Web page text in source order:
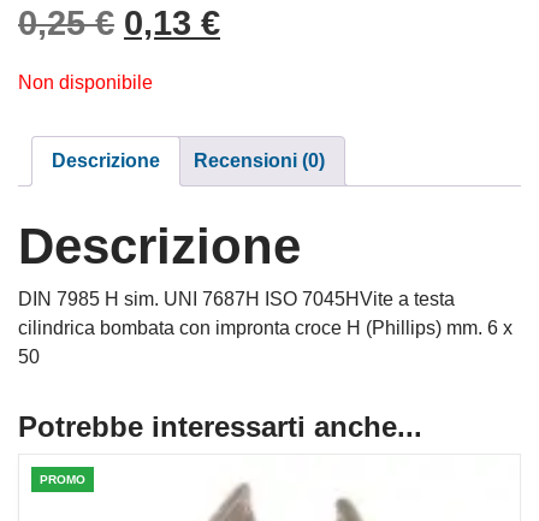
0,25€ Il prezzo originale era:
0,13 €Il prezzo attuale è:
Non disponibile
Descrizione Recensioni (0)
Descrizione
DIN 7985 H sim. UNI 7687H ISO 7045HVite a testa
cilindrica bombata con impronta croce H (Phillips) mm. 6 x
50
Potrebbe interessarti anche...
PROMO